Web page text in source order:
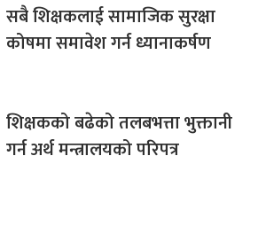
सबै शिक्षकलाई सामाजिक सुरक्षा
कोषमा समावेश गर्न ध्यानाकर्षण
शिक्षकको बढेको तलबभत्ता भुक्तानी
गर्न अर्थ मन्त्रालयको परिपत्र